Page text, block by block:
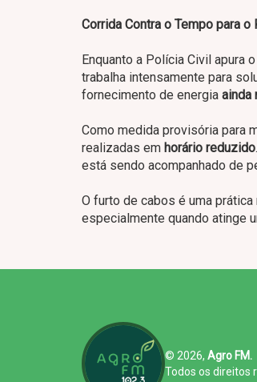
Corrida Contra o Tempo para
Enquanto a Polícia Civil
trabalha intensamente para
fornecimento de energia ainda
Como medida provisória para
realizadas em horário reduzido
está sendo acompanhado de
O furto de cabos é uma
especialmente quando atinge
© 2026, Agro FM.
Todos os direitos